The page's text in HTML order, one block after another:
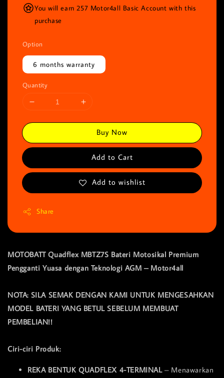
You will earn 257 Motor4all Basic Account with this
purchase
Option
6 months warranty
Quantity
Buy Now
Add to Cart
Add to wishlist
Share
MOTOBATT Quadflex MBTZ7S Bateri Motosikal Premium
Pengganti Yuasa dengan Teknologi AGM – Motor4all
NOTA: SILA SEMAK DENGAN KAMI UNTUK MENGESAHKAN
MODEL BATERI YANG BETUL SEBELUM MEMBUAT
PEMBELIAN!!
Ciri-ciri Produk:
REKA BENTUK QUADFLEX 4-TERMINAL– Menawarkan